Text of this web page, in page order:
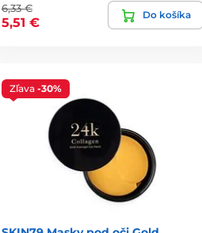
6,33 €
5,51 €
Do košíka
Zľava -30%